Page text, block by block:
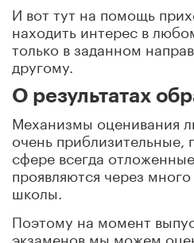
И вот тут на помощь
находить интерес в
только в заданном
другому.
О результатах
Механизмы оценивания
очень приблизительные,
сфере всегда
проявляются через
школы.
Поэтому на момент
экзаменов мы можем